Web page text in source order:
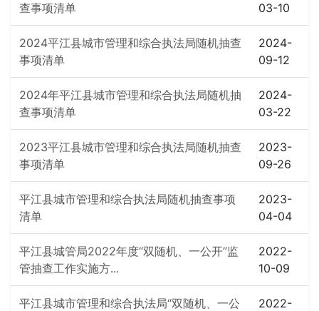
查事项清单
03-10
2024平江县城市管理和综合执法局随机抽查
事项清单
2024-
09-12
2024年平江县城市管理和综合执法局随机抽
查事项清单
2024-
03-22
2023平江县城市管理和综合执法局随机抽查
事项清单
2023-
09-26
平江县城市管理和综合执法局随机抽查事项
清单
2023-
04-04
平江县城管局2022年度“双随机、一公开”监
管抽查工作实施方...
2022-
10-09
平江县城市管理和综合执法局“双随机、一公
2022-